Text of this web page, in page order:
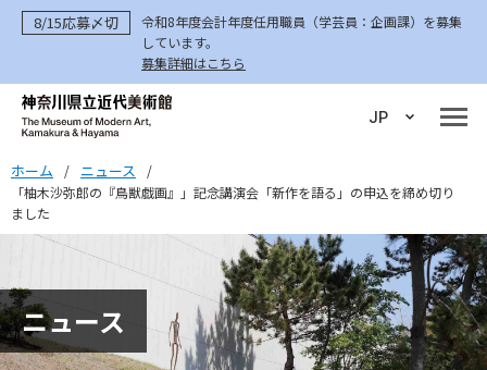
8/15応募〆切
令和8年度会計年度任用職員（学芸員：企画課）を募集
しています。
募集詳細はこちら
JP
ホーム / ニュース
/
「柚木沙弥郎の『鳥獣戯画』」記念講演会「新作を語る」の申込を締め切り
ました
ニュース